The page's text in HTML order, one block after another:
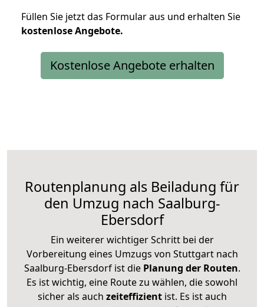
Füllen Sie jetzt das Formular aus und erhalten Sie
kostenloseAngebote.
Kostenlose Angebote erhalten
Routenplanung als Beiladung für
den Umzug nach Saalburg-
Ebersdorf
Ein weiterer wichtiger Schritt bei der
Vorbereitung eines Umzugs von Stuttgart nach
Saalburg-Ebersdorf ist diePlanung der Routen.
Es ist wichtig, eine Route zu wählen, die sowohl
sicher als auch zeiteffizientist. Es ist auch